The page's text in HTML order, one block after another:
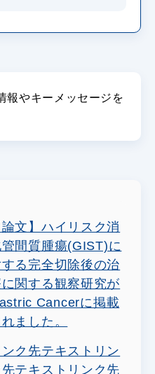
報やキーメッセージを
論文】ハイリスク消
間質腫瘍(GIST)に
する完全切除後の治
関する観察研究が
Cancerに掲載
ました。
ンク先テキストリン
先テキストリンク先